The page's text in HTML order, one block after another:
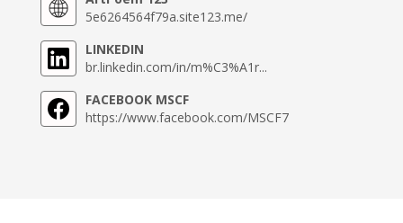
5e6264564f79a.site123.me/
LINKEDIN
br.linkedin.com/in/m%C3%A1r...
FACEBOOK MSCF
https://www.facebook.com/MSCF7